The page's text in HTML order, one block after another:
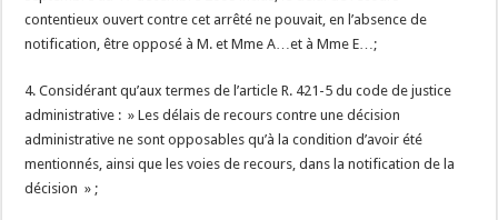
contentieux ouvert contre cet arrêté ne pouvait, en l’absence de
notification, être opposé à M. et Mme A…et à Mme E…;
4. Considérant qu’aux termes de l’article R. 421-5 du code de justice
administrative : » Les délais de recours contre une décision
administrative ne sont opposables qu’à la condition d’avoir été
mentionnés, ainsi que les voies de recours, dans la notification de la
décision » ;